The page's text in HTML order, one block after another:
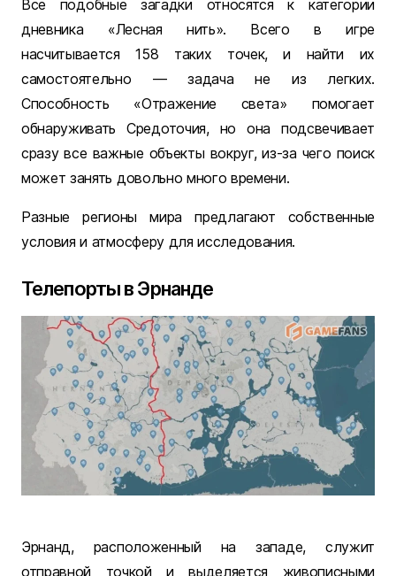
Все подобные загадки относятся к категории
дневника «Лесная нить». Всего в игре
насчитывается 158 таких точек, и найти их
самостоятельно — задача не из легких.
Способность «Отражение света» помогает
обнаруживать Средоточия, но она подсвечивает
сразу все важные объекты вокруг, из-за чего поиск
может занять довольно много времени.
Разные регионы мира предлагают собственные
условия и атмосферу для исследования.
Телепорты в Эрнанде
Эрнанд, расположенный на западе, служит
отправной точкой и выделяется живописными